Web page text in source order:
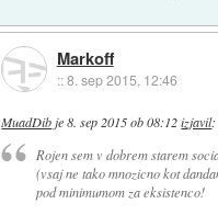
Markoff
::8. sep 2015, 12:46
MuadDib je8. sep 2015 ob 08:12 izjavil:
Rojen sem v dobrem starem
(vsaj ne tako mnozicno kot
pod minimumom za eksistenco!